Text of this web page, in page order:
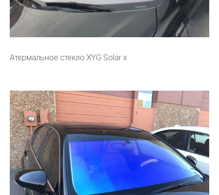
Атермальное стекло XYG Solar x